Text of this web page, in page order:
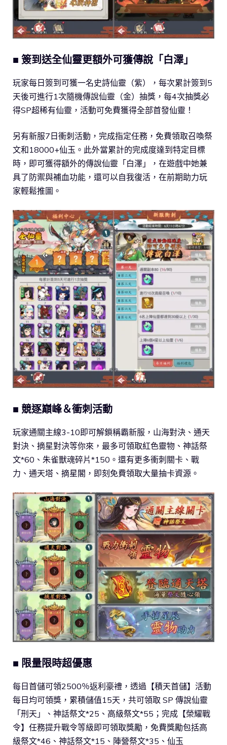
■ 簽到送全仙靈更額外可獲傳說「白澤」
玩家每日簽到可獲一名史詩仙靈（紫），每次累計簽到5
天後可進行1次隨機傳說仙靈（金）抽獎，每4次抽獎必
得SP超稀有仙靈，活動可免費獲得全部首發仙靈！
另有新服7日衝刺活動，完成指定任務，免費領取召喚祭
文和18000+仙玉。此外當累計的完成度達到特定目標
時，即可獲得額外的傳說仙靈「白澤」，在遊戲中她兼
具了防禦與補血功能，還可以自我復活，在前期助力玩
家輕鬆推圖。
■ 競逐巔峰＆衝刺活動
玩家通關主線3-10即可解鎖稱霸新服，山海對決、通天
對決、摘星對決等你來，最多可領取紅色靈物、神話祭
文*60、朱雀獸魂碎片*150。還有更多衝刺關卡、戰
力、通天塔、摘星閣，即刻免費領取大量抽卡資源。
■ 限量限時超優惠
每日首儲可領2500％返利豪禮，透過【積天首儲】活動
每日均可領獎，累積儲值15天，共可領取 SP 傳說仙靈
「刑天」、神話祭文*25、高級祭文*55；完成【榮耀戰
令】任務提升戰令等級即可領取獎勵，免費獎勵包括高
級祭文*46、神話祭文*15、陣營祭文*35、仙玉